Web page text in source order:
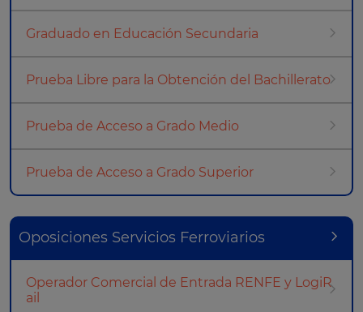
Graduado en Educación Secundaria
Prueba Libre para la Obtención del Bachillerato
Prueba de Acceso a Grado Medio
Prueba de Acceso a Grado Superior
Oposiciones Servicios Ferroviarios
Operador Comercial de Entrada RENFE y LogiR
ail